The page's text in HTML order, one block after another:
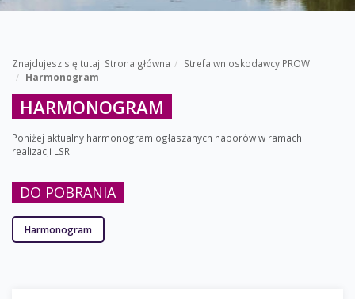
Znajdujesz się tutaj: Strona główna
Strefa wnioskodawcy PROW
Harmonogram
HARMONOGRAM
Poniżej aktualny harmonogram ogłaszanych naborów w ramach
realizacji LSR.
DO POBRANIA
Harmonogram